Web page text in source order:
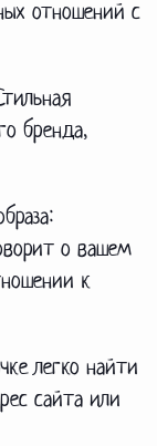
отношений с
бренда,
о вашем
к
легко найти
сайта или